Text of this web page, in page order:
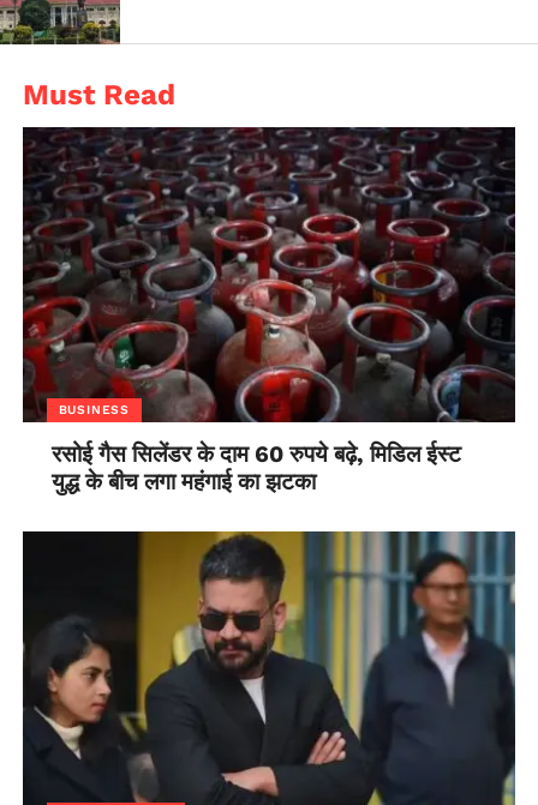
Must Read
BUSINESS
रसोई गैस सिलेंडर के दाम 60 रुपये बढ़े, मिडिल ईस्ट
युद्ध के बीच लगा महंगाई का झटका